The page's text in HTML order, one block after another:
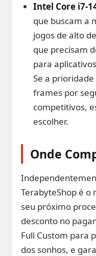
Intel Core i7-
que buscam a
jogos de alto
que precisam
para
Se a
frames por
competitivos,
escolher.
Onde
TerabyteShop é
seu próximo
desconto no
Full Custom para
dos sonhos, e